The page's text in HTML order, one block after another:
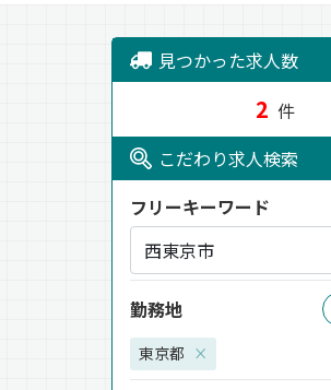
見つかった求人数
2 件
こだわり求人検索
フリーキーワード
勤務地
東京都 ×